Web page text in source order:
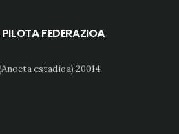
FEDERAZIOA
estadioa) 20014